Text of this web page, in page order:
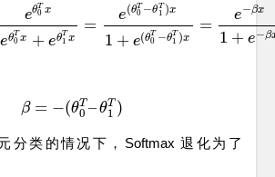
eθT
0 x
eθT
0 x + eθT
1 x
=
e(θT
0 −θT
1 )x
1 + e(θT
0 −θT
1 )x
=
e−βx
1 + e−β
eθ0Tx+eθ1Tx =e θ0T−θ1T)x1+e( θ0T −θ1T)x=e
β = −(θT
0 –θT
1 )
β=−(θ0T– θ1T)
类的情况下，Softmax 退化为了